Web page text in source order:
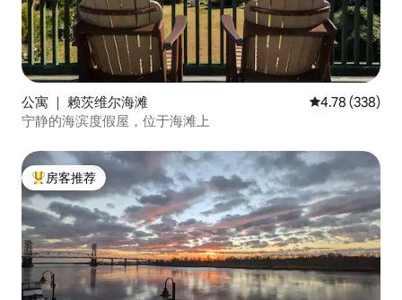
公寓 ｜ 赖茨维尔海滩 平均评分 4.78
4.78 (338)
宁静的海滨度假屋，位于海滩上
热门「房客推荐」
房客推荐